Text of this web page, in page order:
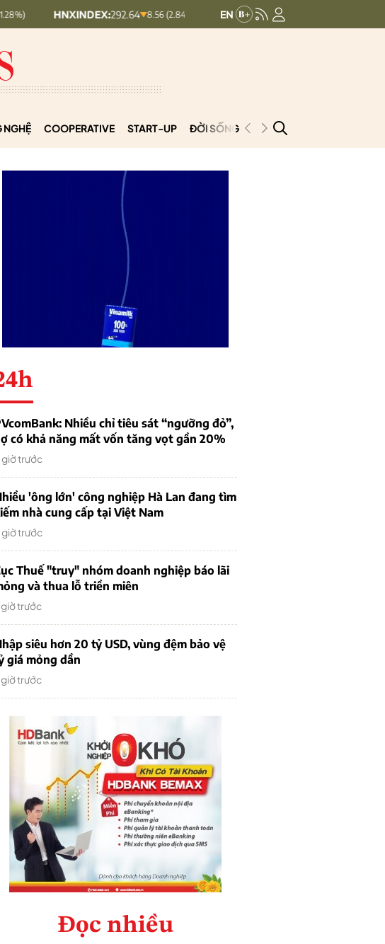
292.64 8.56 (2.84%) UPCOMINDEX:127.17
NGHỆ COOPERATIVE START-UP ĐỜI SỐNG PODCAST
Nhiều chỉ tiêu sát “ngưỡng đỏ”,
có khả năng mất vốn tăng vọt gần 20%
giờ trước
'ông lớn' công nghiệp Hà Lan đang tìm
nhà cung cấp tại Việt Nam
giờ trước
Thuế "truy" nhóm doanh nghiệp báo lãi
và thua lỗ triền miên
giờ trước
siêu hơn 20 tỷ USD, vùng đệm bảo vệ
giá mỏng dần
giờ trước
Đọc nhiều